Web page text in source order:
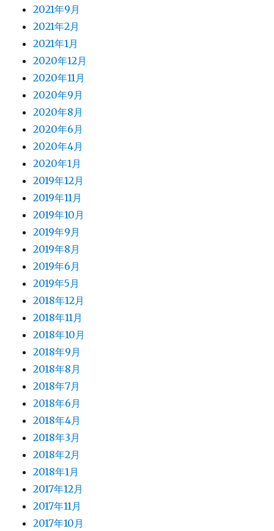
2021年9月
2021年2月
2021年1月
2020年12月
2020年11月
2020年9月
2020年8月
2020年6月
2020年4月
2020年1月
2019年12月
2019年11月
2019年10月
2019年9月
2019年8月
2019年6月
2019年5月
2018年12月
2018年11月
2018年10月
2018年9月
2018年8月
2018年7月
2018年6月
2018年4月
2018年3月
2018年2月
2018年1月
2017年12月
2017年11月
2017年10月